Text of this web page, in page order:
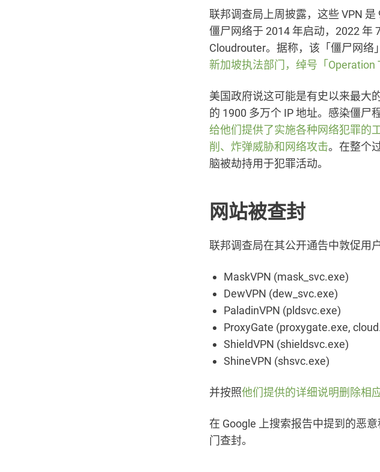
联邦调查局上周披露，这些 VPN
僵尸网络于 2014 年启动，2022 年
Cloudrouter。据称，该「僵尸网
新加坡执法部门，绰号「Operation
美国政府说这可能是有史以来最大
的 1900 多万个 IP 地址。感染僵尸
给他们提供了实施各种网络犯罪的
削、炸弹威胁和网络攻击。在整个
脑被劫持用于犯罪活动。
网站被查封
联邦调查局在其公开通告中敦促用
MaskVPN (mask_svc.exe)
DewVPN (dew_svc.exe)
PaladinVPN (pldsvc.exe)
ProxyGate (proxygate.exe,
ShieldVPN (shieldsvc.exe)
ShineVPN (shsvc.exe)
并按照他们提供的详细说明删除相
在 Google 上搜索报告中提到的恶
门查封。